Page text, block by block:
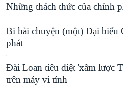
Những thách thức của chính
Bi hài chuyện (một) Đại biểu
phát
Đài Loan tiêu diệt 'xâm lược
trên máy vi tính